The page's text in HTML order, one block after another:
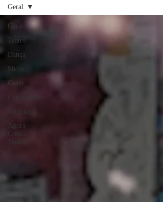
Geral
Teatro
Dança
Show
Circo
Curiosidades
Agora
Crítica
Geral